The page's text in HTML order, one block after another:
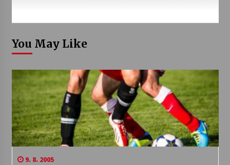
You May Like
9. 8. 2005